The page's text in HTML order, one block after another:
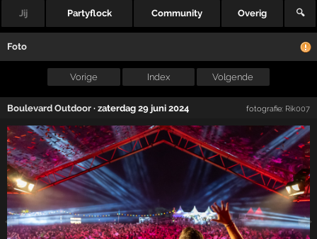
Jij Partyflock Community Overig 🔍
Foto
Vorige Index Volgende
Boulevard Outdoor ·zaterdag 29 juni 2024 fotografie: Rik007